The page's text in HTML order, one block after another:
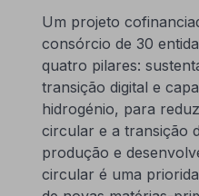
Um projeto
consórcio de 30
quatro pilares:
transição digital e
hidrogénio, para
circular e a transição
produção e
circular é uma